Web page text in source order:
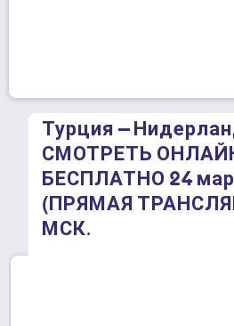
Турция –
СМОТРЕТЬ
БЕСПЛАТНО 24
(ПРЯМАЯ
МСК.